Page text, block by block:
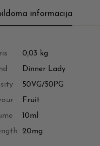
informacija
0,03 kg
Dinner Lady
50VG/50PG
Fruit
10ml
20mg